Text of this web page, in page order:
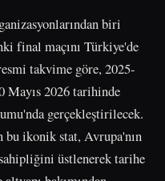
biri
final maçını Türkiye'de
takvime göre, 2025-
2026 tarihinde
gerçekleştirilecek.
ikonik stat, Avrupa'nın
üstlenerek tarihe